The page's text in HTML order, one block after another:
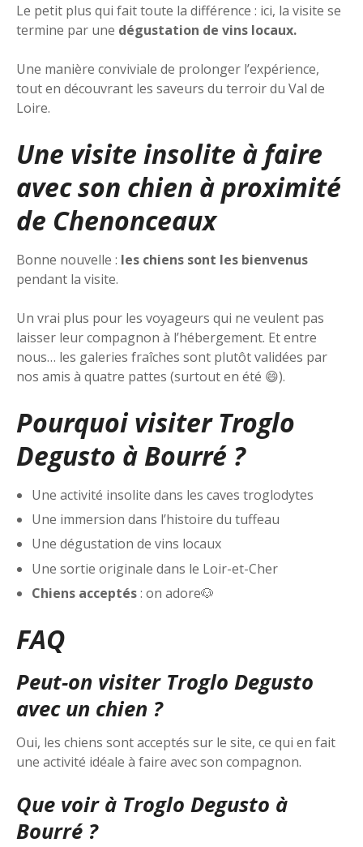
Le petit plus qui fait toute la différence : ici, la visite se
termine par une dégustation de vins locaux.
Une manière conviviale de prolonger l’expérience,
tout en découvrant les saveurs du terroir du Val de
Loire.
Une visite insolite à faire
avec son chien à proximité
de Chenonceaux
Bonne nouvelle : les chiens sont les bienvenus
pendant la visite.
Un vrai plus pour les voyageurs qui ne veulent pas
laisser leur compagnon à l’hébergement. Et entre
nous… les galeries fraîches sont plutôt validées par
nos amis à quatre pattes (surtout en été 😄).
Pourquoi visiter Troglo
Degusto à Bourré ?
Une activité insolite dans les caves troglodytes
Une immersion dans l’histoire du tuffeau
Une dégustation de vins locaux
Une sortie originale dans le Loir-et-Cher
Chiens acceptés: on adore🐶
FAQ
Peut-on visiter Troglo Degusto
avec un chien ?
Oui, les chiens sont acceptés sur le site, ce qui en fait
une activité idéale à faire avec son compagnon.
Que voir à Troglo Degusto à
Bourré ?